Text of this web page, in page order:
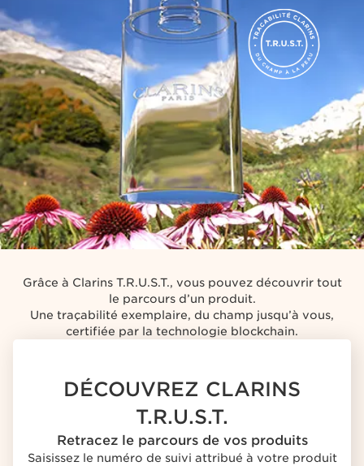
T.R.U.S.T.Grâce à Clarins T.R.U.S.T., vous pouvez découvrir tout
le parcours d’un produit.
Une traçabilité exemplaire, du champ jusqu’à vous,
certifiée par la technologie blockchain.
DÉCOUVREZ CLARINS
T.R.U.S.T.
Retracez le parcours de vos produits
Saisissez le numéro de suivi attribué à votre produit